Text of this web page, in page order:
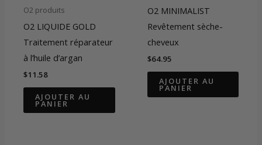
O2 produits
O2 LIQUIDE GOLD
Traitement réparateur
à l’huile d’argan
$11.58
AJOUTER AU
PANIER
O2 MINIMALIST
Revêtement sèche-
cheveux
$64.95
AJOUTER AU
PANIER